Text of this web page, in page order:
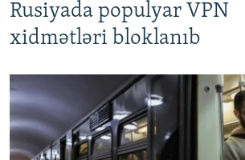
Rusiyada populyar VPN
xidmətləri bloklanıb